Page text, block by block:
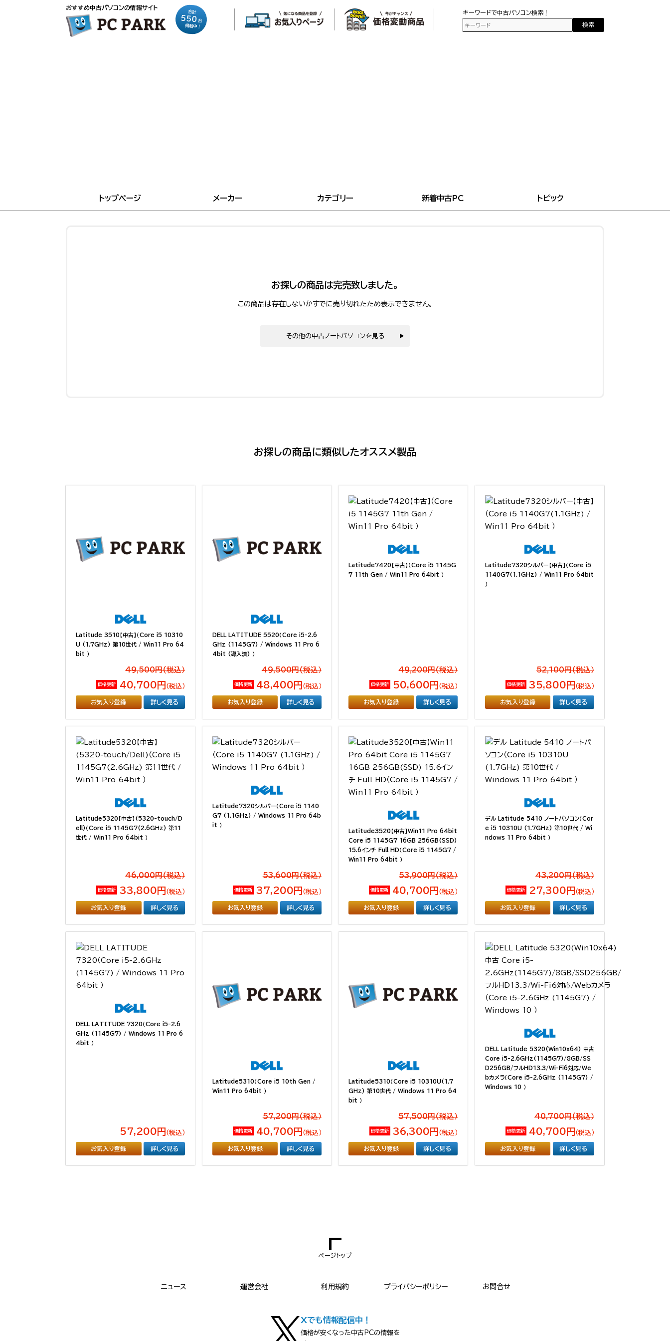
おすすめ中古パソコンの情報サイト
合計
550 台
掲載中！
キーワードで中古パソコン検索！
検索
トップページ メーカー カテゴリー 新着中古PC トピック
お探しの商品は完売致しました。
この商品は存在しないかすでに売り切れたため表示できません。
その他の中古ノートパソコンを見る
お探しの商品に類似したオススメ製品
Latitude 3510【中古】（Core i5 10310
U (1.7GHz) 第10世代 / Win11 Pro 64
bit ）
49,500円(税込）
価格更新 40,700円 （税込）
お気入り登録 詳しく見る
DELL LATITUDE 5520（Core i5-2.6
GHz (1145G7) / Windows 11 Pro 6
4bit (導入済) ）
49,500円(税込）
価格更新 48,400円 （税込）
お気入り登録 詳しく見る
Latitude7420【中古】（Core i5 1145G
7 11th Gen / Win11 Pro 64bit ）
49,200円(税込）
価格更新 50,600円 （税込）
お気入り登録 詳しく見る
Latitude7320シルバー【中古】（Core i5
1140G7(1.1GHz) / Win11 Pro 64bit
）
52,100円(税込）
価格更新 35,800円 （税込）
お気入り登録 詳しく見る
Latitude5320【中古】(5320-touch/D
ell)（Core i5 1145G7(2.6GHz) 第11
世代 / Win11 Pro 64bit ）
46,000円(税込）
価格更新 33,800円 （税込）
お気入り登録 詳しく見る
Latitude7320シルバー（Core i5 1140
G7 (1.1GHz) / Windows 11 Pro 64b
it ）
53,600円(税込）
価格更新 37,200円 （税込）
お気入り登録 詳しく見る
Latitude3520【中古】Win11 Pro 64bit
Core i5 1145G7 16GB 256GB(SSD)
15.6インチ Full HD（Core i5 1145G7 /
Win11 Pro 64bit ）
53,900円(税込）
価格更新 40,700円 （税込）
お気入り登録 詳しく見る
デル Latitude 5410 ノートパソコン（Cor
e i5 10310U (1.7GHz) 第10世代 / Wi
ndows 11 Pro 64bit ）
43,200円(税込）
価格更新 27,300円 （税込）
お気入り登録 詳しく見る
DELL LATITUDE 7320（Core i5-2.6
GHz (1145G7) / Windows 11 Pro 6
4bit ）
57,200円 （税込）
お気入り登録 詳しく見る
Latitude5310（Core i5 10th Gen /
Win11 Pro 64bit ）
57,200円(税込）
価格更新 40,700円 （税込）
お気入り登録 詳しく見る
Latitude5310（Core i5 10310U(1.7
GHz) 第10世代 / Windows 11 Pro 64
bit ）
57,500円(税込）
価格更新 36,300円 （税込）
お気入り登録 詳しく見る
DELL Latitude 5320(Win10x64) 中古
Core i5-2.6GHz(1145G7)/8GB/SS
D256GB/フルHD13.3/Wi-Fi6対応/We
bカメラ（Core i5-2.6GHz (1145G7) /
Windows 10 ）
40,700円(税込）
価格更新 40,700円 （税込）
お気入り登録 詳しく見る
ページトップ
ニュース 運営会社 利用規約 プライバシーポリシー お問合せ
Xでも情報配信中！
価格が安くなった中古PCの情報を